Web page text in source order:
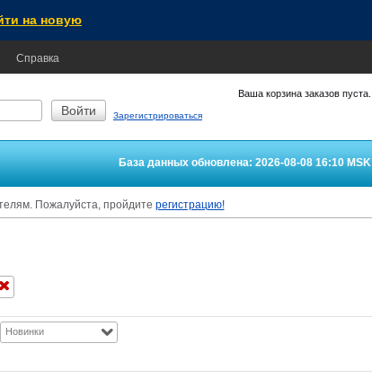
на новую
Справка
Зарегистрироваться
Ваша корзина заказов пуста.
База данных обновлена: 2026-08-08 16:10 MSK
Пожалуйста, пройдите регистрацию!
Новинки